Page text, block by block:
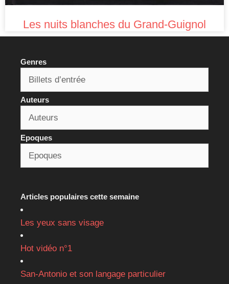
Les nuits blanches du Grand-Guignol
Genres
Auteurs
Epoques
Articles populaires cette semaine
Les yeux sans visage
Hot vidéo n°1
San-Antonio et son langage particulier